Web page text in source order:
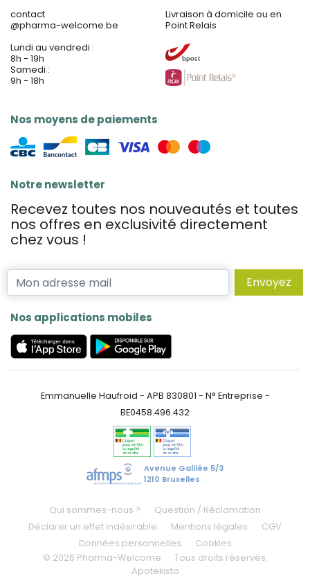
contact
@pharma-welcome.be
Lundi au vendredi :
8h - 19h
Samedi :
9h - 18h
Nos moyens de paiements
Livraison à domicile ou en
Point Relais
Notre newsletter
Recevez toutes nos nouveautés et toutes
nos offres en exclusivité directement
chez vous !
Envoyez
Nos applications mobiles
Emmanuelle Haufroid - APB 830801 - N° Entreprise -
BE0458.496.432
Avenue Galilée 5/3
1210 Bruxelles
Qui sommes-nous ?
Question / Réclamation
Déclarer un effet indésirable
Mentions légales
CGV
Données personnelles
Cookies
© 2026 Pharma-Welcome
Tous droits réservés.
Apotekisto